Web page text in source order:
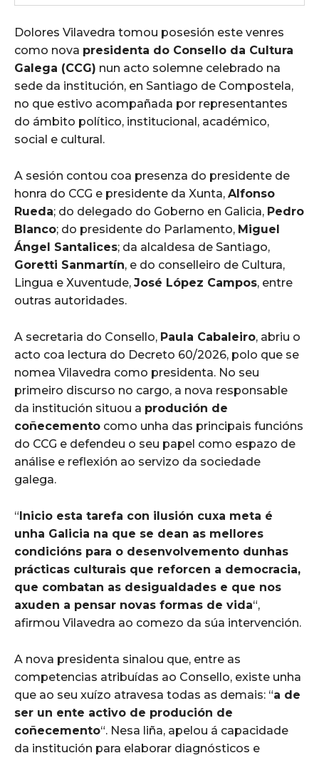
Dolores Vilavedra tomou posesión este venres
como nova presidenta do Consello da Cultura
Galega (CCG) nun acto solemne celebrado na
sede da institución, en Santiago de Compostela,
no que estivo acompañada por representantes
do ámbito político, institucional, académico,
social e cultural.
A sesión contou coa presenza do presidente de
honra do CCG e presidente da Xunta, Alfonso
Rueda; do delegado do Goberno en Galicia, Pedro
Blanco; do presidente do Parlamento, Miguel
Ángel Santalices; da alcaldesa de Santiago,
Goretti Sanmartín, e do conselleiro de Cultura,
Lingua e Xuventude, José López Campos, entre
outras autoridades.
A secretaria do Consello, Paula Cabaleiro, abriu o
acto coa lectura do Decreto 60/2026, polo que se
nomea Vilavedra como presidenta. No seu
primeiro discurso no cargo, a nova responsable
da institución situou a produción de
coñecemento como unha das principais funcións
do CCG e defendeu o seu papel como espazo de
análise e reflexión ao servizo da sociedade
galega.
“Inicio esta tarefa con ilusión cuxa meta é
unha Galicia na que se dean as mellores
condicións para o desenvolvemento dunhas
prácticas culturais que reforcen a democracia,
que combatan as desigualdades e que nos
axuden a pensar novas formas de vida“,
afirmou Vilavedra ao comezo da súa intervención.
A nova presidenta sinalou que, entre as
competencias atribuídas ao Consello, existe unha
que ao seu xuízo atravesa todas as demais: “a de
ser un ente activo de produción de
coñecemento“. Nesa liña, apelou á capacidade
da institución para elaborar diagnósticos e